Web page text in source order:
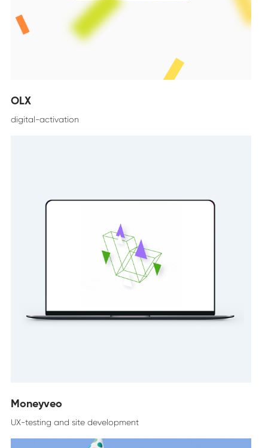
OLX
digital-activation
Moneyveo
UX-testing and site development